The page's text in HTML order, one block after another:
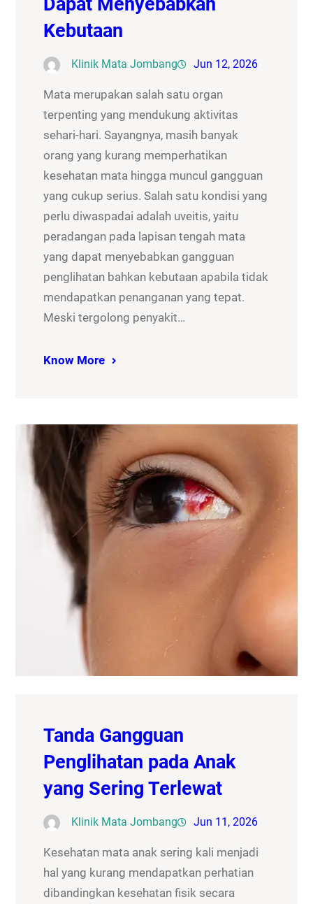
Kebutaan
Klinik Mata Jombang Jun 12, 2026
Mata merupakan salah satu organ
terpenting yang mendukung aktivitas
sehari-hari. Sayangnya, masih banyak
orang yang kurang memperhatikan
kesehatan mata hingga muncul gangguan
yang cukup serius. Salah satu kondisi yang
perlu diwaspadai adalah uveitis, yaitu
peradangan pada lapisan tengah mata
yang dapat menyebabkan gangguan
penglihatan bahkan kebutaan apabila tidak
mendapatkan penanganan yang tepat.
Meski tergolong penyakit…
Know More
Tanda Gangguan
Penglihatan pada Anak
yang Sering Terlewat
Klinik Mata Jombang Jun 11, 2026
Kesehatan mata anak sering kali menjadi
hal yang kurang mendapatkan perhatian
dibandingkan kesehatan fisik secara